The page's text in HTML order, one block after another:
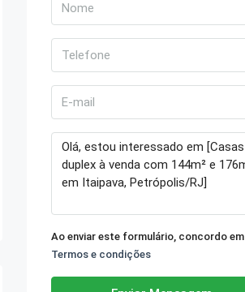
Ao enviar este formulário, concordo em
Termos e condições